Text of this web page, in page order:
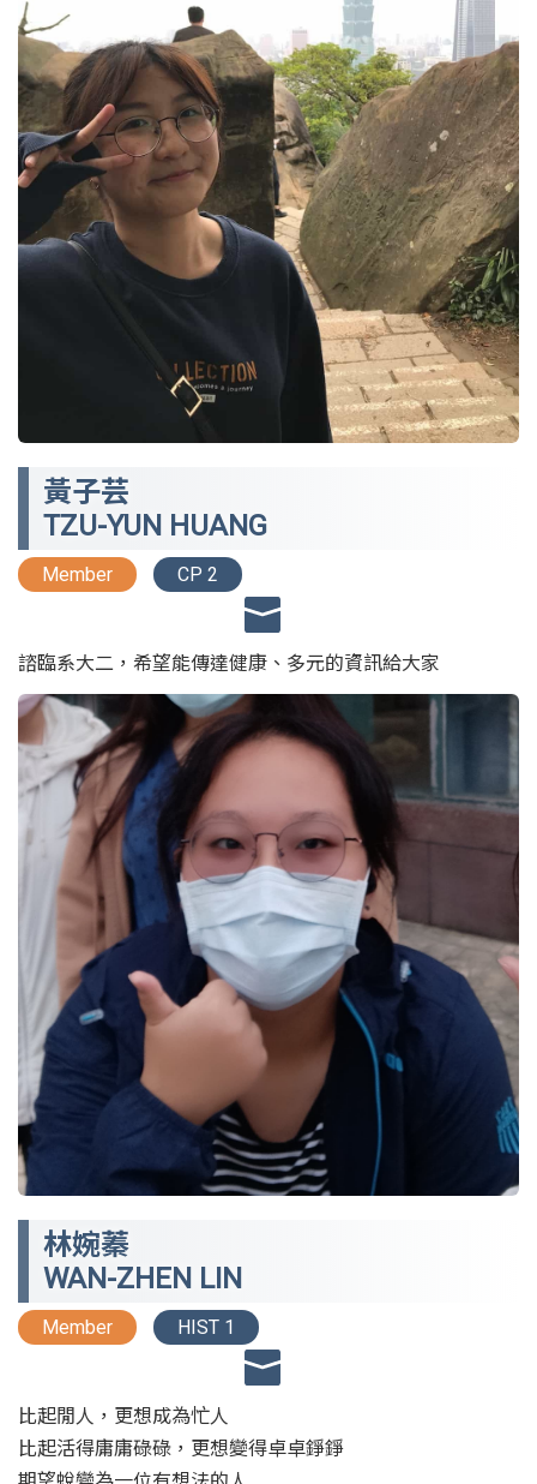
黃子芸
TZU-YUN HUANG
Member CP 2
諮臨系大二，希望能傳達健康、多元的資訊給大家
林婉蓁
WAN-ZHEN LIN
Member HIST 1
比起閒人，更想成為忙人
比起活得庸庸碌碌，更想變得卓卓錚錚